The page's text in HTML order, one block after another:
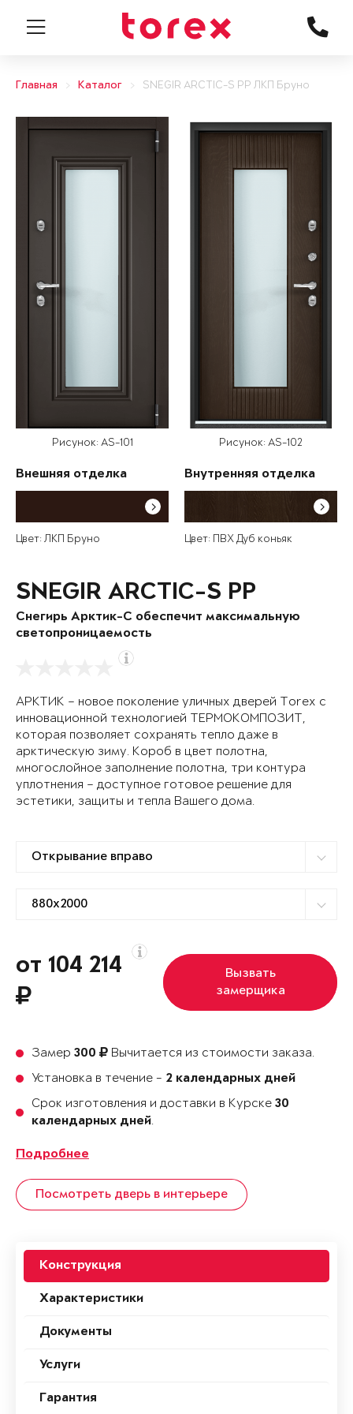
Главная Каталог SNEGIR ARCTIC-S PP ЛКП Бруно
Рисунок: AS-101
Внешняя отделка
Цвет: ЛКП Бруно
Рисунок: AS-102
Внутренняя отделка
Цвет: ПВХ Дуб коньяк
SNEGIR ARCTIC-S PP
Снегирь Арктик-С обеспечит максимальную
светопроницаемость
АРКТИК – новое поколение уличных дверей Torex с
инновационной технологией ТЕРМОКОМПОЗИТ,
которая позволяет сохранять тепло даже в
арктическую зиму. Короб в цвет полотна,
многослойное заполнение полотна, три контура
уплотнения – доступное готовое решение для
эстетики, защиты и тепла Вашего дома.
от 104 214
Вызвать
замерщика
Замер 300
Вычитается из стоимости заказа.
Установка в течение - 2 календарных дней
Срок изготовления и доставки в Курске 30
календарных дней.
Подробнее
Посмотреть дверь в интерьере
Конструкция
Характеристики
Документы
Услуги
Гарантия